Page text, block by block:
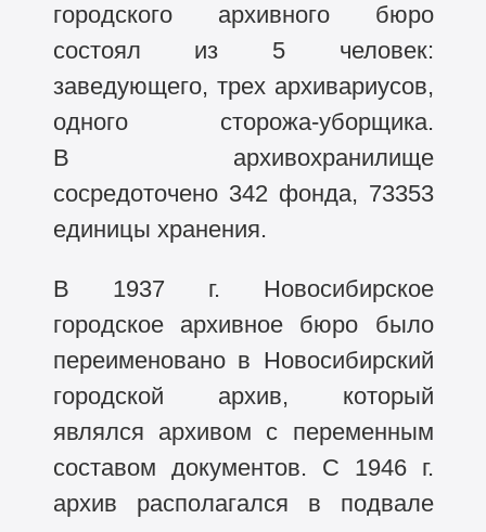
городского архивного бюро
состоял из 5 человек:
заведующего, трех архивариусов,
одного сторожа-уборщика.
В архивохранилище
сосредоточено 342 фонда, 73353
единицы хранения.
В 1937 г. Новосибирское
городское архивное бюро было
переименовано в Новосибирский
городской архив, который
являлся архивом с переменным
составом документов. С 1946 г.
архив располагался в подвале